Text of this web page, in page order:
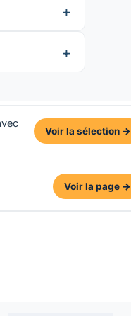
Voir la sélection →
Voir la page →